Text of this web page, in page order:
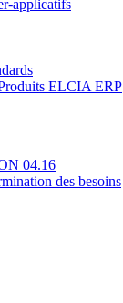
applicatifs
ELCIA ERP
04.16
des besoins